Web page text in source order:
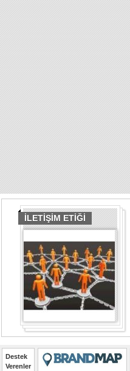
İLETİŞİM ETİĞİ
Destek
Verenler